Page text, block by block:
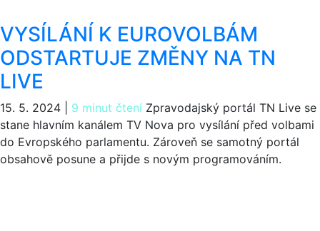
VYSÍLÁNÍ K EUROVOLBÁM
ODSTARTUJE ZMĚNY NA TN
LIVE
15. 5. 2024 9 minut čtení Zpravodajský portál TN Live se
stane hlavním kanálem TV Nova pro vysílání před volbami
do Evropského parlamentu. Zároveň se samotný portál
obsahově posune a přijde s novým programováním.